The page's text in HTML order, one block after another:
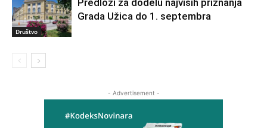
Društvo
Grada Užica do 1. septembra
- Advertisement -